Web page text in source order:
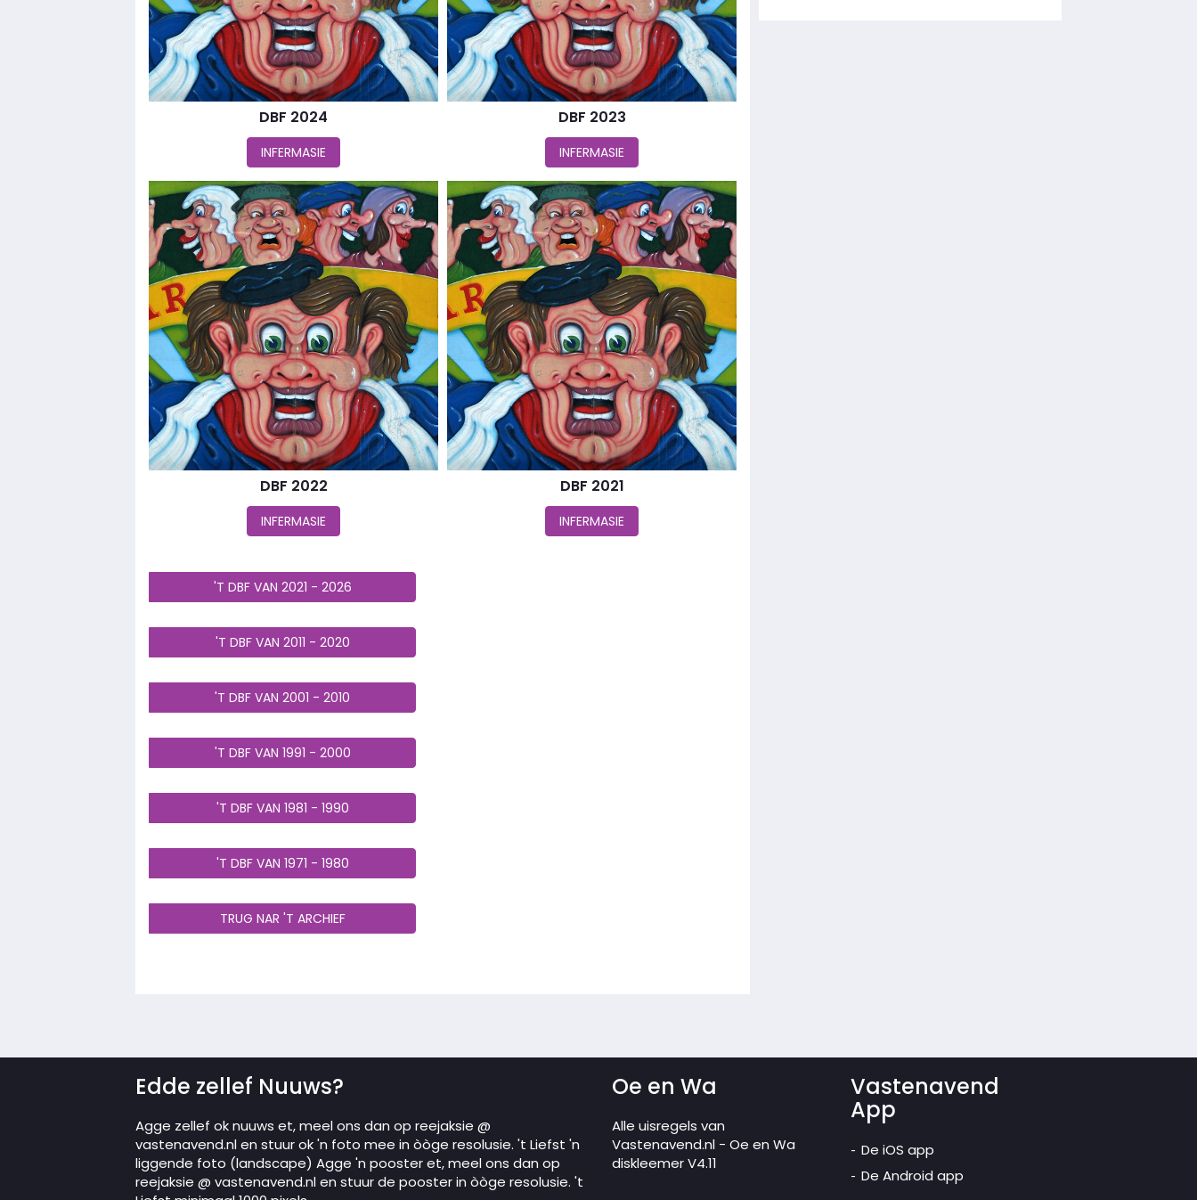
DBF 2024
INFERMASIE
DBF 2023
INFERMASIE
DBF 2022
INFERMASIE
DBF 2021
INFERMASIE
'T DBF VAN 2021 - 2026
'T DBF VAN 2011 - 2020
'T DBF VAN 2001 - 2010
'T DBF VAN 1991 - 2000
'T DBF VAN 1981 - 1990
'T DBF VAN 1971 - 1980
TRUG NAR 'T ARCHIEF
Edde zellef Nuuws?
Agge zellef ok nuuws et, meel ons dan op reejaksie @
vastenavend.nl en stuur ok 'n foto mee in òòge resolusie. 't Liefst 'n
liggende foto (landscape) Agge 'n pooster et, meel ons dan op
reejaksie @ vastenavend.nl en stuur de pooster in òòge resolusie. 't
Oe en Wa
Alle uisregels van
Vastenavend.nl - Oe en Wa
diskleemer V4.11
Vastenavend
App
De iOS app
De Android app